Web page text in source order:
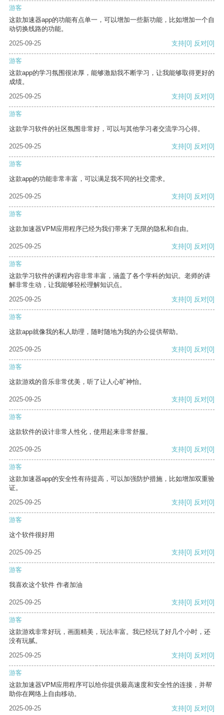
游客
这款加速器app的功能有点单一，可以增加一些新功能，比如增加一个自
动切换线路的功能。
2025-09-25
支持[0] 反对[0]
游客
这款app的学习氛围很浓厚，能够激励我不断学习，让我能够取得更好的
成绩。
2025-09-25
支持[0] 反对[0]
游客
这款学习软件的社区氛围非常好，可以与其他学习者交流学习心得。
2025-09-25 支持[0] 反对[0]
游客
这款app的功能非常丰富，可以满足我不同的社交需求。
2025-09-25 支持[0] 反对[0]
游客
这款加速器VPM应用程序已经为我们带来了无限的隐私和自由。
2025-09-25 支持[0] 反对[0]
游客
这款学习软件的课程内容非常丰富，涵盖了各个学科的知识。老师的讲
解非常生动，让我能够轻松理解知识点。
2025-09-25
支持[0] 反对[0]
游客
这款app就像我的私人助理，随时随地为我的办公提供帮助。
2025-09-25 支持[0] 反对[0]
游客
这款游戏的音乐非常优美，听了让人心旷神怡。
2025-09-25 支持[0] 反对[0]
游客
这款软件的设计非常人性化，使用起来非常舒服。
2025-09-25 支持[0] 反对[0]
游客
这款加速器app的安全性有待提高，可以加强防护措施，比如增加双重验
证。
2025-09-25
支持[0] 反对[0]
游客
这个软件很好用
2025-09-25 支持[0] 反对[0]
游客
我喜欢这个软件 作者加油
2025-09-25 支持[0] 反对[0]
游客
这款游戏非常好玩，画面精美，玩法丰富。我已经玩了好几个小时，还
没有玩腻。
2025-09-25
支持[0] 反对[0]
游客
这款加速器VPM应用程序可以给你提供最高速度和安全性的连接，并帮
助你在网络上自由移动。
2025-09-25
支持[0] 反对[0]